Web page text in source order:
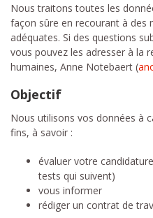
Nous traitons toutes les
façon sûre en recourant à des
adéquates. Si des questions
vous pouvez les adresser à la
humaines, Anne Notebaert (
Objectif
Nous utilisons vos données à
fins, à savoir :
évaluer votre
tests qui suivent)
vous informer
rédiger un contrat de